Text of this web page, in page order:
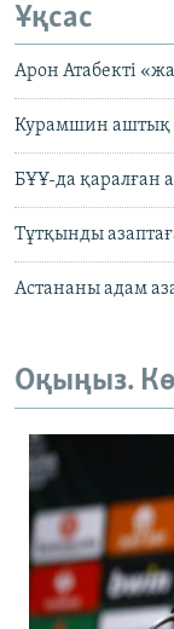
Ұқсас
Арон Атабекті
Курамшин аштық
БҰҰ-да қаралған
Тұтқынды
Астананы адам
Оқыңыз.